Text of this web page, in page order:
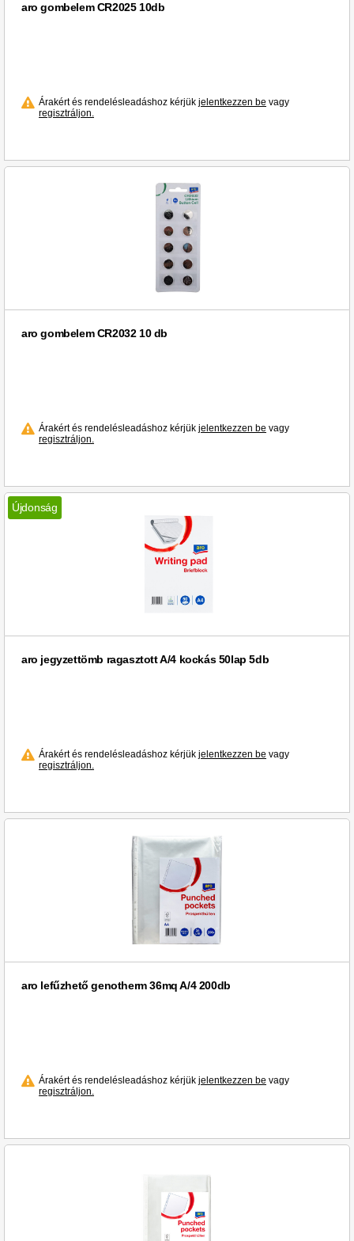
aro gombelem CR2025 10db
Árakért és rendelésleadáshoz kérjük jelentkezzen be vagy
regisztráljon.
aro gombelem CR2032 10 db
Árakért és rendelésleadáshoz kérjük jelentkezzen be vagy
regisztráljon.
Újdonság
aro jegyzettömb ragasztott A/4 kockás 50lap 5db
Árakért és rendelésleadáshoz kérjük jelentkezzen be vagy
regisztráljon.
aro lefűzhető genotherm 36mq A/4 200db
Árakért és rendelésleadáshoz kérjük jelentkezzen be vagy
regisztráljon.